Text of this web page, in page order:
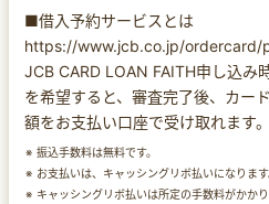
■借入予約サービスとは
https://www.jcb.co.jp/ordercard/
JCB CARD LOAN FAITH申し込み
を希望すると、審査完了後、カー
額をお支払い口座で受け取れます。
振込手数料は無料です。
お支払いは、キャッシングリボ払いになります
キャッシングリボ払いは所定の手数料がかかり